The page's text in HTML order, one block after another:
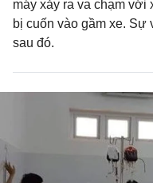
máy xảy ra va chạm với
bị cuốn vào gầm xe. Sự
sau đó.